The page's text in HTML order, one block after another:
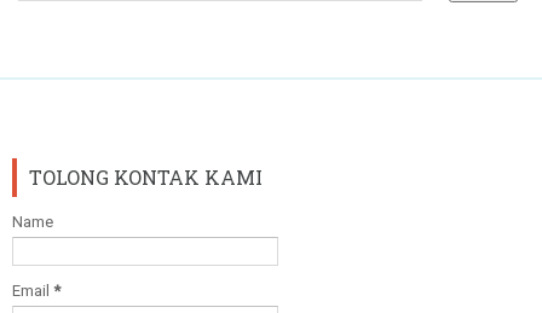
TOLONG KONTAK KAMI
Name
Email *